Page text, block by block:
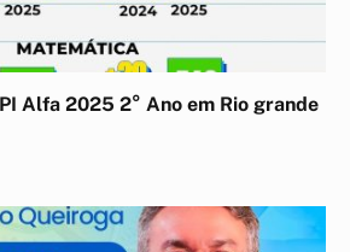
Alfa 2025 2° Ano em Rio grande